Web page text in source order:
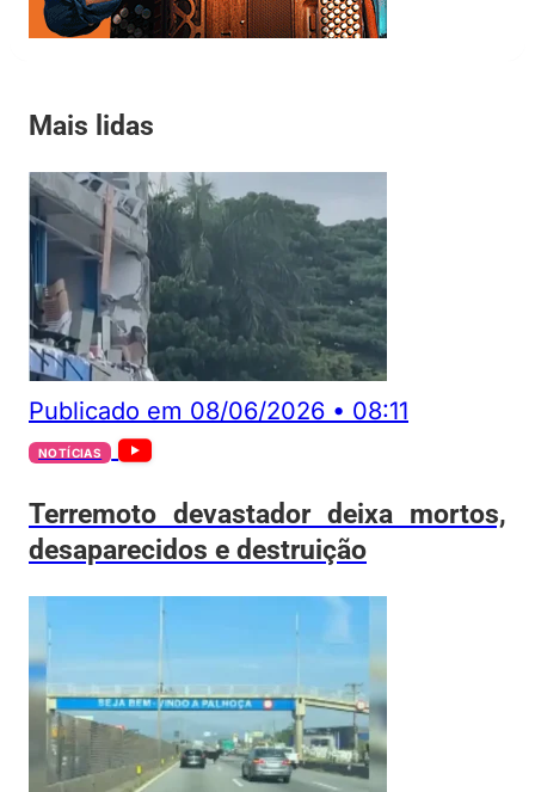
Mais lidas
Publicado em 08/06/2026 • 08:11
NOTÍCIAS
Terremoto devastador deixa mortos,
desaparecidos e destruição